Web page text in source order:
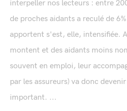
interpeller nos lecteurs : entre
de proches aidants a reculé de
apportent s'est, elle, intensifiée.
montent et des aidants moins
souvent en emploi, leur
par les assureurs) va donc
important. ...